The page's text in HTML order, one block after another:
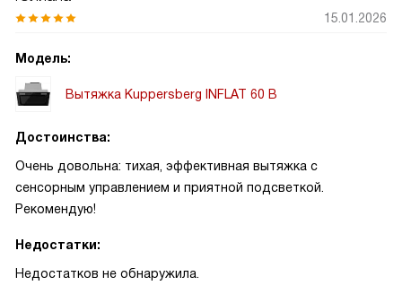
15.01.2026
Модель:
Вытяжка Kuppersberg INFLAT 60 B
Достоинства:
Очень довольна: тихая, эффективная вытяжка с
сенсорным управлением и приятной подсветкой.
Рекомендую!
Недостатки:
Недостатков не обнаружила.